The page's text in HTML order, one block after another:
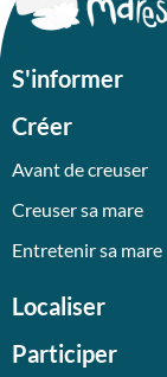
S'informer
Créer
Avant de creuser
Creuser sa mare
Entretenir sa mare
Localiser
Participer